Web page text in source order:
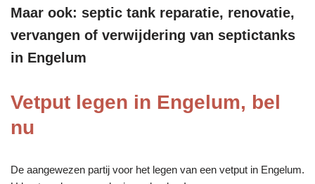
Maar ook: septic tank reparatie, renovatie,
vervangen of verwijdering van septictanks
in Engelum
Vetput legen in Engelum, bel
nu
De aangewezen partij voor het legen van een vetput in Engelum.